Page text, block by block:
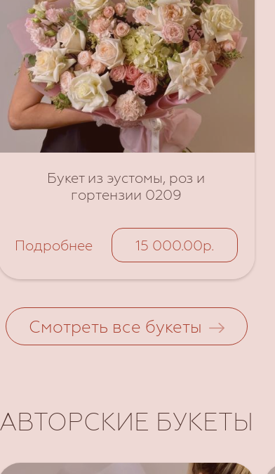
Букет из эустомы, роз и
гортензии 0209
Подробнее 15 000.00р.
Смотреть все букеты
АВТОРСКИЕ БУКЕТЫ